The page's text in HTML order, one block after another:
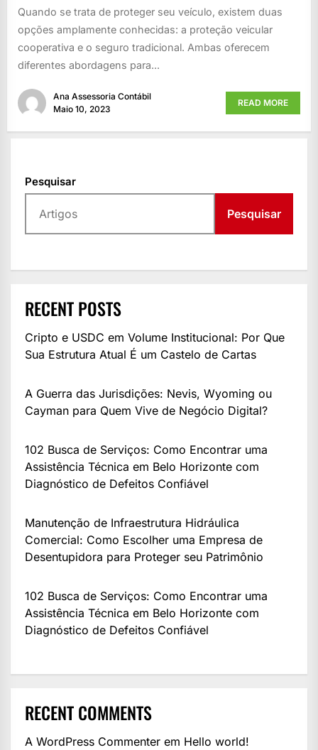
Quando se trata de proteger seu veículo, existem duas
opções amplamente conhecidas: a proteção veicular
cooperativa e o seguro tradicional. Ambas oferecem
diferentes abordagens para...
Ana Assessoria Contábil
Maio 10, 2023
READ MORE
Pesquisar
Pesquisar
RECENT POSTS
Cripto e USDC em Volume Institucional: Por Que
Sua Estrutura Atual É um Castelo de Cartas
A Guerra das Jurisdições: Nevis, Wyoming ou
Cayman para Quem Vive de Negócio Digital?
102 Busca de Serviços: Como Encontrar uma
Assistência Técnica em Belo Horizonte com
Diagnóstico de Defeitos Confiável
Manutenção de Infraestrutura Hidráulica
Comercial: Como Escolher uma Empresa de
Desentupidora para Proteger seu Patrimônio
102 Busca de Serviços: Como Encontrar uma
Assistência Técnica em Belo Horizonte com
Diagnóstico de Defeitos Confiável
RECENT COMMENTS
A WordPress Commenter em Hello world!